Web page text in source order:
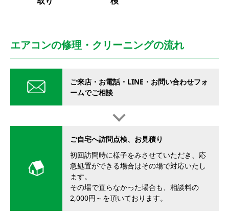
エアコンの修理・クリーニングの流れ
ご来店・お電話・LINE・お問い合わせフォ
ームでご相談
ご自宅へ訪問点検、お見積り
初回訪問時に様子をみさせていただき、応
急処置ができる場合はその場で対応いたし
ます。
その場で直らなかった場合も、相談料の
2,000円～を頂いております。